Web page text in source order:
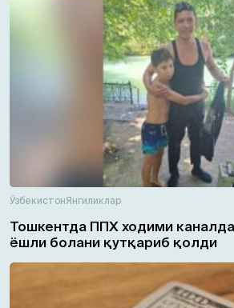
ЎзбекистонЯнгиликлар
Тошкентда ППХ ходими каналда
ёшли болани қутқариб қолди